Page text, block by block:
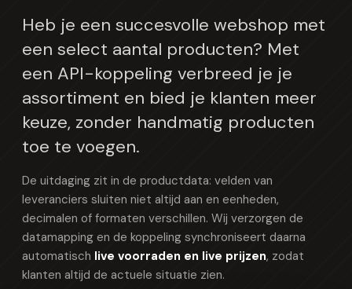
Heb je een succesvolle webshop met
een select aantal producten? Met
een API-koppeling verbreed je je
assortiment en bied je klanten meer
keuze, zonder handmatig producten
toe te voegen.
De uitdaging zit in de productdata: velden van
leveranciers sluiten niet altijd aan en eenheden,
decimalen of formaten verschillen. Wij verzorgen de
datamapping en de koppeling synchroniseert daarna
automatisch live voorraden en live prijzen, zodat
klanten altijd de actuele situatie zien.